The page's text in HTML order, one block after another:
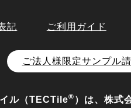
記 ご利用ガイド
ご法人様限定サンプル
ル（TECTile® ）は、株式